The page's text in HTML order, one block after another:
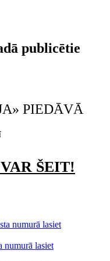
publicētie
PIEDĀVĀ
ŠEIT!
numurā lasiet
lasiet